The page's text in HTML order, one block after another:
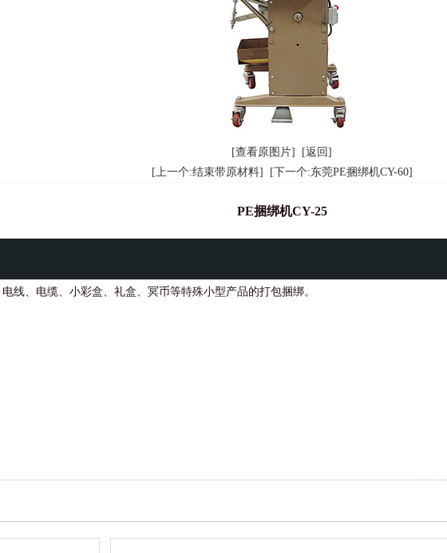
[查看原图片]
[返回]
[上一个:结束带原材料]
[下一个:东莞PE捆绑机CY-60]
PE捆绑机CY-25
线、电缆、小彩盒、礼盒、冥币等特殊小型产品的打包捆绑。